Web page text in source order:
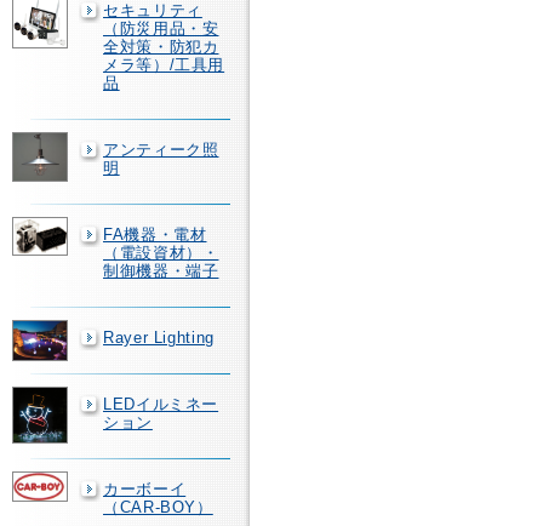
セキュリティ
（防災用品・安
全対策・防犯カ
メラ等）/工具用
品
アンティーク照
明
FA機器・電材
（電設資材）・
制御機器・端子
Rayer Lighting
LEDイルミネー
ション
カーボーイ
（CAR-BOY）